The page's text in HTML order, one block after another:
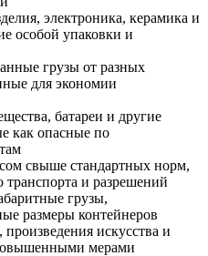
электроника, керамика и
особой упаковки и
грузы от разных
для экономии
батареи и другие
как опасные по
свыше стандартных норм,
и разрешений
грузы,
размеры контейнеров
искусства и
мерами